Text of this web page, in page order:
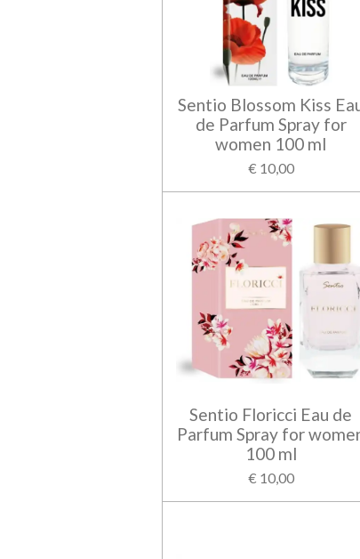
Sentio Blossom Kiss
de Parfum Spray for
women 100 ml
€ 10,00
Sentio Floricci Eau de
Parfum Spray for
100 ml
€ 10,00